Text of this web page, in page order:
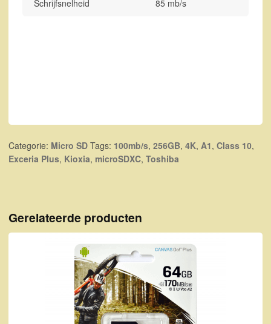
Schrijfsnelheid 85 mb/s
Categorie: Micro SD Tags: 100mb/s, 256GB, 4K, A1, Class 10,
Exceria Plus, Kioxia, microSDXC, Toshiba
Gerelateerde producten